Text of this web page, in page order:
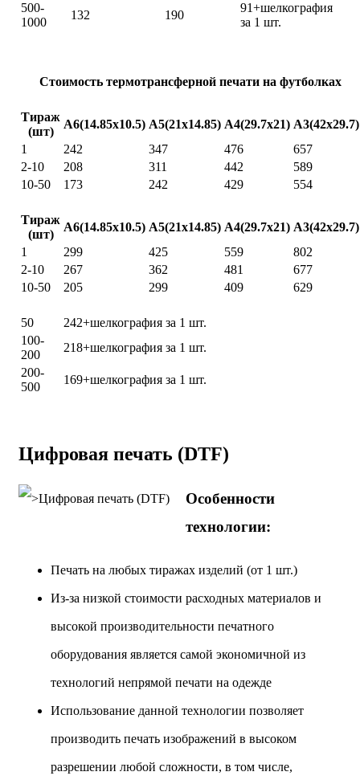
500-
1000
132 190
91+шелкография
за 1 шт.
Стоимость термотрансферной печати на футболках
Тираж
(шт)
A6(14.85x10.5) A5(21x14.85) A4(29.7x21) A3(42x29.7)
1
242 347 476
657
2-10
208 311 442
589
10-50
173 242 429
554
Тираж
(шт)
A6(14.85x10.5) A5(21x14.85) A4(29.7x21) A3(42x29.7)
1
299 425 559
802
2-10
267 362 481
677
10-50
205 299 409
629
50
242+шелкография за 1 шт.
100-
200
218+шелкография за 1 шт.
200-
500
169+шелкография за 1 шт.
Цифровая печать (DTF)
Особенности
технологии:
Печать на любых тиражах изделий (от 1 шт.)
Из-за низкой стоимости расходных материалов и
высокой производительности печатного
оборудования является самой экономичной из
технологий непрямой печати на одежде
Использование данной технологии позволяет
производить печать изображений в высоком
разрешении любой сложности, в том числе,